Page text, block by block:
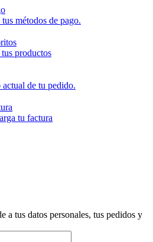
métodos de pago.
productos
actual de tu pedido.
tu factura
a tus datos personales, tus pedidos y